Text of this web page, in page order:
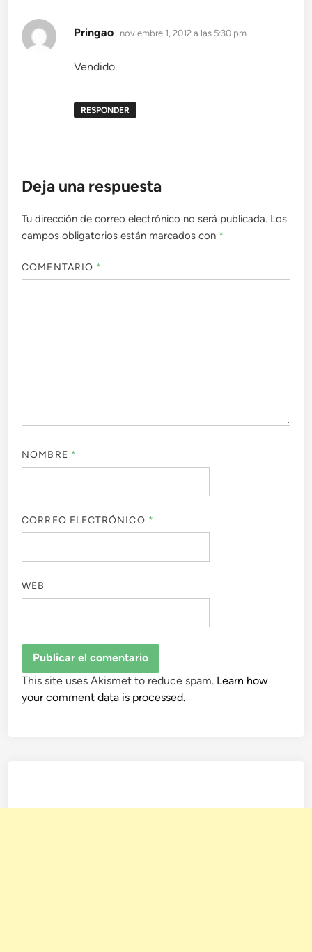
Pringao dice:
noviembre 1, 2012 a las 5:30 pm
Vendido.
RESPONDER
Deja una respuesta
Tu dirección de correo electrónico no será publicada. Los
campos obligatorios están marcados con *
COMENTARIO *
NOMBRE *
CORREO ELECTRÓNICO *
WEB
This site uses Akismet to reduce spam. Learn how
your comment data is processed.